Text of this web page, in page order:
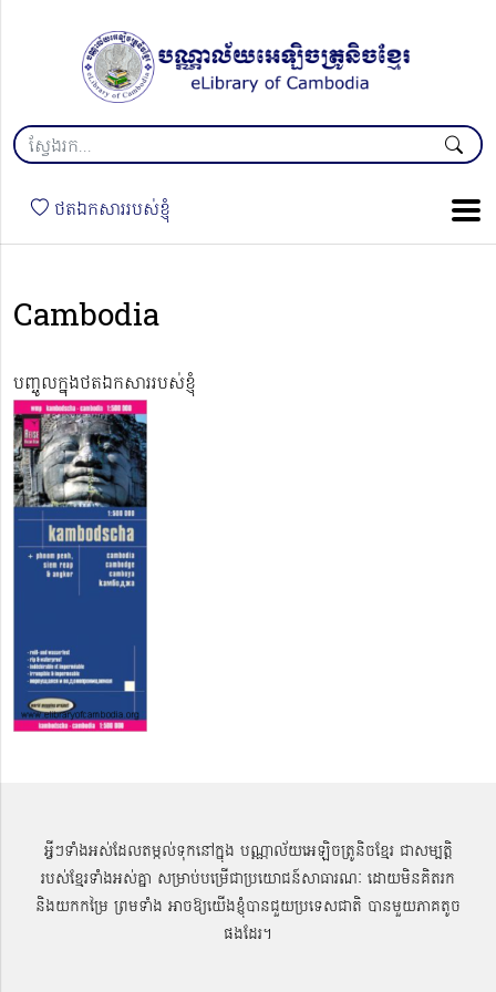
ថតឯកសាររបស់ខ្ញុំ
Cambodia
បញ្ចូលក្នុងថតឯកសាររបស់ខ្ញុំ
អ្វីៗទាំងអស់ដែលតម្កល់ទុកនៅក្នុង បណ្ណាល័យអេឡិចត្រូនិចខ្មែរ ជាសម្បតិ្ត
របស់ខ្មែរទាំងអស់គ្នា សម្រាប់បម្រើជាប្រយោជន៍សាធារណៈ ដោយមិនគិតរក
និងយកកម្រៃ ព្រមទាំង អាចឱ្យយើងខ្ញុំបានជួយប្រទេសជាតិ បានមួយភាគតូច
ផងដែរ។